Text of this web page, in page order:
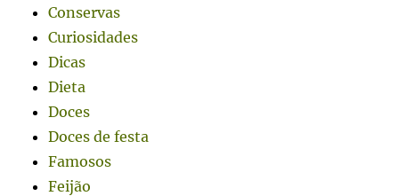
Conservas
Curiosidades
Dicas
Dieta
Doces
Doces de festa
Famosos
Feijão